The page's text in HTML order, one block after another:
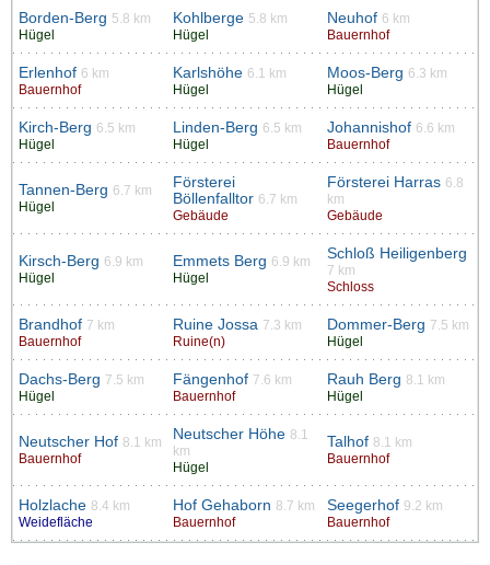
Borden-Berg 5.8 km
Hügel
Kohlberge 5.8 km
Hügel
Neuhof 6 km
Bauernhof
Erlenhof 6 km
Bauernhof
Karlshöhe 6.1 km
Hügel
Moos-Berg 6.3 km
Hügel
Kirch-Berg 6.5 km
Hügel
Linden-Berg 6.5 km
Hügel
Johannishof 6.6 km
Bauernhof
Tannen-Berg 6.7 km
Hügel
Försterei
Böllenfalltor 6.7 km
Gebäude
Försterei Harras 6.8
km
Gebäude
Kirsch-Berg 6.9 km
Hügel
Emmets Berg 6.9 km
Hügel
Schloß Heiligenberg
7 km
Schloss
Brandhof 7 km
Bauernhof
Ruine Jossa 7.3 km
Ruine(n)
Dommer-Berg 7.5 km
Hügel
Dachs-Berg 7.5 km
Hügel
Fängenhof 7.6 km
Bauernhof
Rauh Berg 8.1 km
Hügel
Neutscher Hof 8.1 km
Bauernhof
Neutscher Höhe 8.1
km
Hügel
Talhof 8.1 km
Bauernhof
Holzlache 8.4 km
Weidefläche
Hof Gehaborn 8.7 km
Bauernhof
Seegerhof 9.2 km
Bauernhof